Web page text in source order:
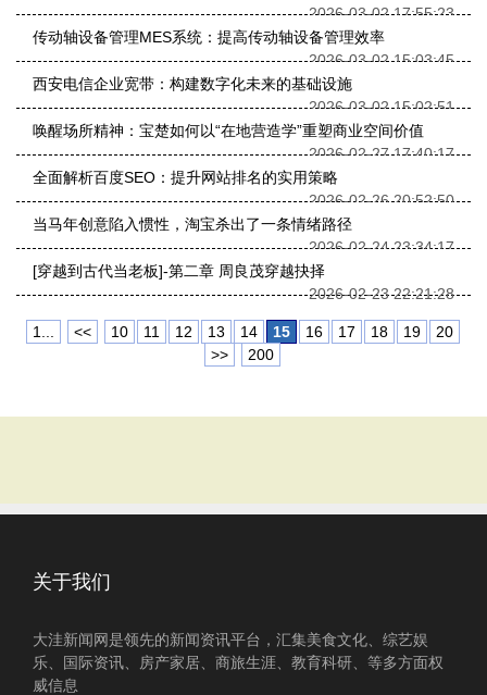
2026-03-02 17:55:23
传动轴设备管理MES系统：提高传动轴设备管理效率
2026-03-02 15:03:45
西安电信企业宽带：构建数字化未来的基础设施
2026-03-02 15:02:51
唤醒场所精神：宝楚如何以“在地营造学”重塑商业空间价值
2026-02-27 17:40:17
全面解析百度SEO：提升网站排名的实用策略
2026-02-26 20:52:50
当马年创意陷入惯性，淘宝杀出了一条情绪路径
2026-02-24 23:34:17
[穿越到古代当老板]-第二章 周良茂穿越抉择
2026-02-23 22:21:28
1... << 10 11 12 13 14 15 16 17 18 19
20
>>
200
关于我们
大洼新闻网是领先的新闻资讯平台，汇集美食文化、综艺娱
乐、国际资讯、房产家居、商旅生涯、教育科研、等多方面权
威信息